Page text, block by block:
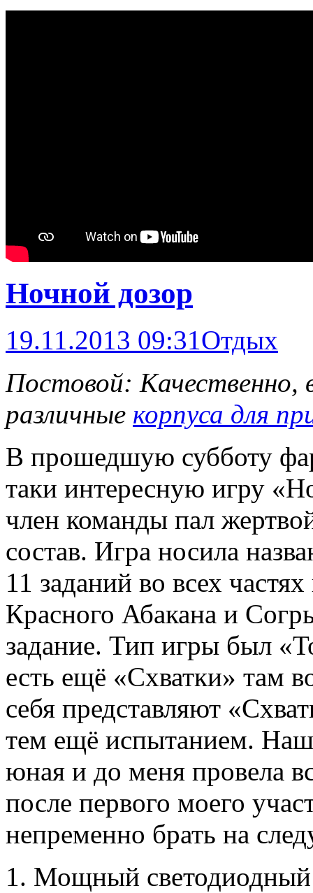
Ночной дозор
19.11.2013 09:31Отдых
Постовой: Качественно,
различные корпуса для
В прошедшую субботу
таки интересную игру
член команды пал
состав. Игра носила
11 заданий во всех
Красного Абакана и
задание. Тип игры был
есть ещё «Схватки» там
себя представляют
тем ещё испытанием.
юная и до меня провела
после первого моего
непременно брать на
Мощный